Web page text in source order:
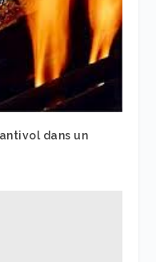
dans un